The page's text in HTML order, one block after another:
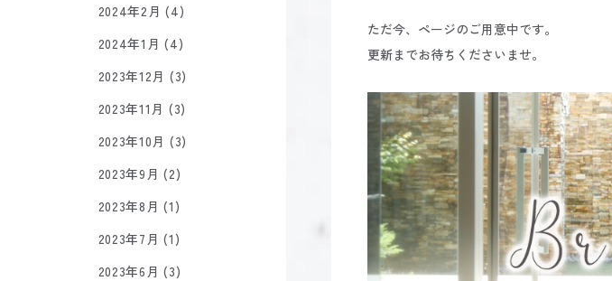
ただ今、ページのご用意中です。
更新までお待ちくださいませ。
2024年2月 (4)
2024年1月 (4)
2023年12月 (3)
2023年11月 (3)
2023年10月 (3)
2023年9月 (2)
2023年8月 (1)
2023年7月 (1)
2023年6月 (3)